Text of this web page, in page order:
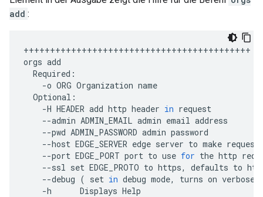
add :
+++++++++++++++++++++++++++++++++++++++++++
orgs add
Required :
-o ORG Organization name
Optional :
-H HEADER add http header in request
--admin ADMIN_EMAIL admin email address
--pwd ADMIN_PASSWORD admin password
--host EDGE_SERVER edge server to make request
--port EDGE_PORT port to use for the http
--ssl set EDGE_PROTO to https, defaults to
--debug ( set in debug mode, turns on verbose
-h Displays Help